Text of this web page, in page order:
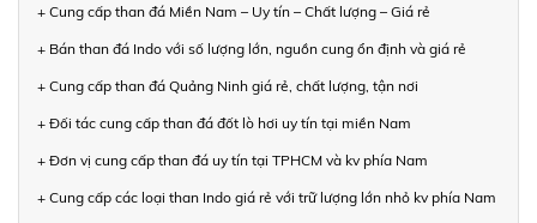
+ Cung cấp than đá Miền Nam – Uy tín – Chất lượng – Giá rẻ
+ Bán than đá Indo với số lượng lớn, nguồn cung ổn định và giá rẻ
+ Cung cấp than đá Quảng Ninh giá rẻ, chất lượng, tận nơi
+ Đối tác cung cấp than đá đốt lò hơi uy tín tại miền Nam
+ Đơn vị cung cấp than đá uy tín tại TPHCM và kv phía Nam
+ Cung cấp các loại than Indo giá rẻ với trữ lượng lớn nhỏ kv phía Nam